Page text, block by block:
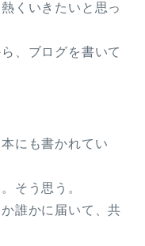
くいきたいと思っ
、ブログを書いて
にも書かれてい
そう思う。
誰かに届いて、共